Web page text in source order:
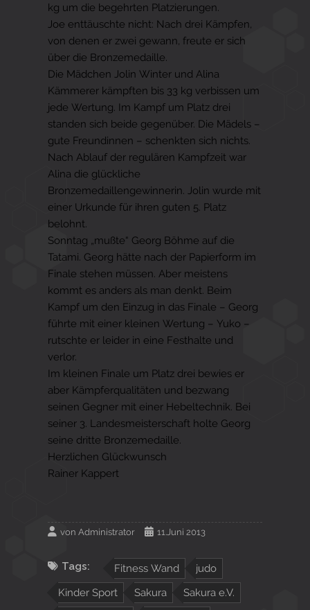
kg um die begehrten Platzierungen.
Joe enttäuschte nicht: Nach drei Kämpfen,
von denen er zwei gewann, freute er sich
über die Bronzemedaille.
Die Mädchen Jolin Winter und Alina
Kämmerer kämpften bis 33 kg verbissen um
jede Wertung. Im Kampf um Platz drei
standen sich beide gegenüber. Die Mädels –
gute Freundinnen – schenkten sich nichts.
Nach Ablauf der regulären Kampfzeit war
Alina die glückliche
Bronzemedaillengewinnerin. Jolin wurde mit
einer Urkunde für ihren guten 5. Platz
belohnt.
Sonntag „mußte“ Georg Böhme auf die
Tatami. Georg hätte nach der Papierform im
Finale stehen müssen. Aber meistens
kommt es anders als man denkt. Beim
Kampf um den Einzug in das Finale – Georg
führte mit einer kleinen Wertung – Yuko –
rutschte er leider in eine Festhalte und
verlor.
Im kleinen Finale um Platz drei bewies er
aber Kämpferqualitäten und bezwang
seinen Gegner mit einer Hebeltechnik. Bei
seiner 3. Landesmeisterschaft holte Georg
seine dritte Bronzemedaille.
Herzlichen Glückwunsch
Rainer Kappert
von Administrator 11.Juni 2013
Tags: Fitness Wand judo
Kinder Sport Sakura Sakura e.V.